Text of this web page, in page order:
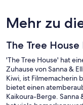
Mehr zu
The Tree
'The Tree House' hat
Zuhause von Sanna &
Kiwi, ist Filmemacherin
bietet einen
Kaikoura-Berge. Sanna